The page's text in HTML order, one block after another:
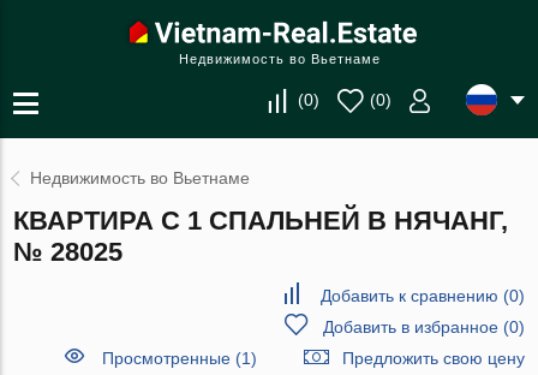
Недвижимость во Вьетнаме
(0) (0)
Недвижимость во Вьетнаме
КВАРТИРА С 1 СПАЛЬНЕЙ В НЯЧАНГ,
№ 28025
Добавить к сравнению (0)
Добавить в избранное(0)
Просмотренные (1)
Предложить свою цену